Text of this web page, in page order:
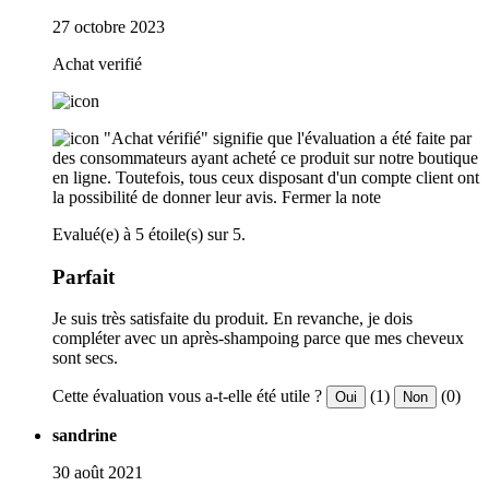
27 octobre 2023
Achat verifié
"Achat vérifié" signifie que l'évaluation a été faite par
des consommateurs ayant acheté ce produit sur notre boutique
en ligne. Toutefois, tous ceux disposant d'un compte client ont
la possibilité de donner leur avis. Fermer la note
Evalué(e) à 5 étoile(s) sur 5.
Parfait
Je suis très satisfaite du produit. En revanche, je dois
compléter avec un après-shampoing parce que mes cheveux
sont secs.
Cette évaluation vous a-t-elle été utile ? Oui (1) Non (0)
sandrine
30 août 2021